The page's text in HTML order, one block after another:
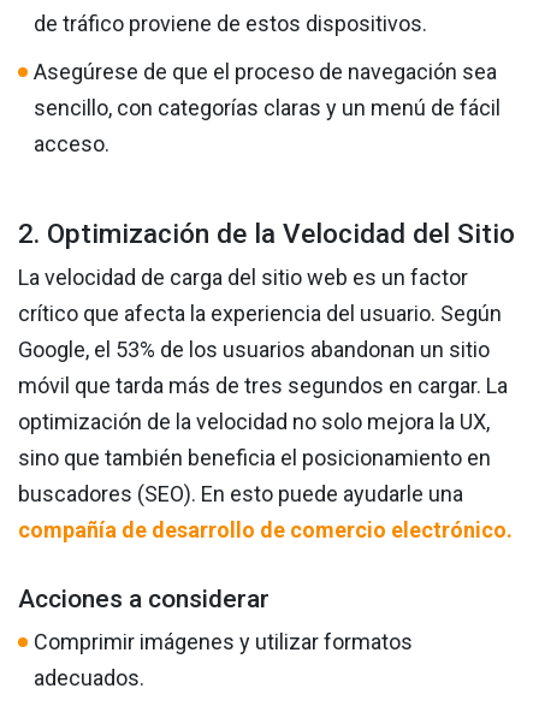
de tráfico proviene de estos dispositivos.
Asegúrese de que el proceso de navegación sea
sencillo, con categorías claras y un menú de fácil
acceso.
2. Optimización de la Velocidad del Sitio
La velocidad de carga del sitio web es un factor
crítico que afecta la experiencia del usuario. Según
Google, el 53% de los usuarios abandonan un sitio
móvil que tarda más de tres segundos en cargar. La
optimización de la velocidad no solo mejora la UX,
sino que también beneficia el posicionamiento en
buscadores (SEO). En esto puede ayudarle una
compañía de desarrollo de comercio electrónico.
Acciones a considerar
Comprimir imágenes y utilizar formatos
adecuados.